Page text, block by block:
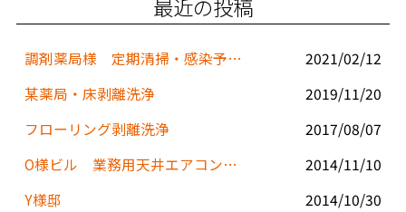
o
k
最近の投稿
調剤薬局様 定期清掃・感染予防対策
2021/02/12
某薬局・床剥離洗浄
2019/11/20
フローリング剥離洗浄
2017/08/07
O様ビル 業務用天井エアコンクリーニング
2014/11/10
Y様邸
2014/10/30